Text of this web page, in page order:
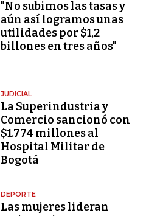
"No subimos las tasas y
aún así logramos unas
utilidades por $1,2
billones en tres años"
JUDICIAL
La Superindustria y
Comercio sancionó con
$1.774 millones al
Hospital Militar de
Bogotá
DEPORTE
Las mujeres lideran